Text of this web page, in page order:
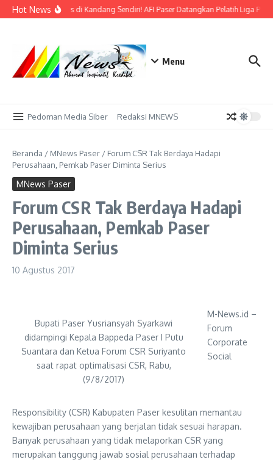
Lewati ke konten
Hot NewsBidik Emas di Kandang Sendiri! AFI Paser Datangkan Pelatih Liga
Menu
Pedoman Media Siber Redaksi MNEWS
Beranda / MNews Paser / Forum CSR Tak Berdaya Hadapi
Perusahaan, Pemkab Paser Diminta Serius
MNews Paser
Forum CSR Tak Berdaya Hadapi
Perusahaan, Pemkab Paser
Diminta Serius
10 Agustus 2017
Bupati Paser Yusriansyah Syarkawi
didampingi Kepala Bappeda Paser I Putu
Suantara dan Ketua Forum CSR Suriyanto
saat rapat optimalisasi CSR, Rabu,
(9/8/2017)
M-News.id –
Forum
Corporate
Social
Responsibility (CSR) Kabupaten Paser kesulitan memantau
kewajiban perusahaan yang berjalan tidak sesuai harapan.
Banyak perusahaan yang tidak melaporkan CSR yang
merupakan tanggung jawab sosial perusahaan terhadap